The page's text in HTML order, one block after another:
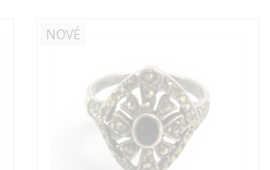
NOVÉ